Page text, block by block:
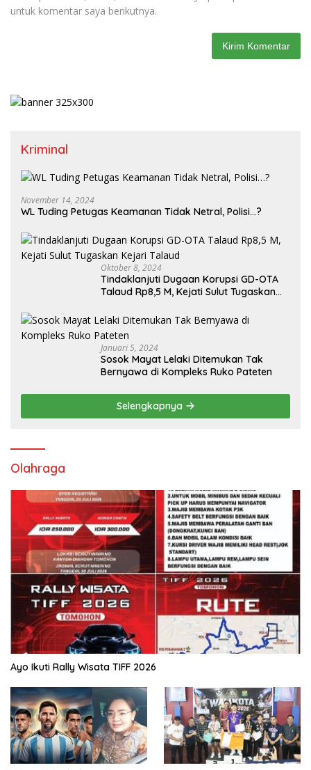
untuk komentar saya berikutnya.
Kriminal
November 14, 2024
WL Tuding Petugas Keamanan Tidak Netral, Polisi…?
Oktober 8, 2024
Tindaklanjuti Dugaan Korupsi GD-OTA
Talaud Rp8,5 M, Kejati Sulut Tugaskan
Januari 5, 2024
Sosok Mayat Lelaki Ditemukan Tak
Bernyawa di Kompleks Ruko Pateten
Selengkapnya
Olahraga
Ayo Ikuti Rally Wisata TIFF 2026